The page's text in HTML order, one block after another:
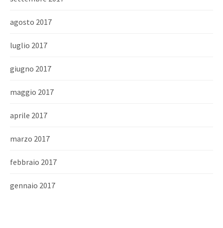
agosto 2017
luglio 2017
giugno 2017
maggio 2017
aprile 2017
marzo 2017
febbraio 2017
gennaio 2017